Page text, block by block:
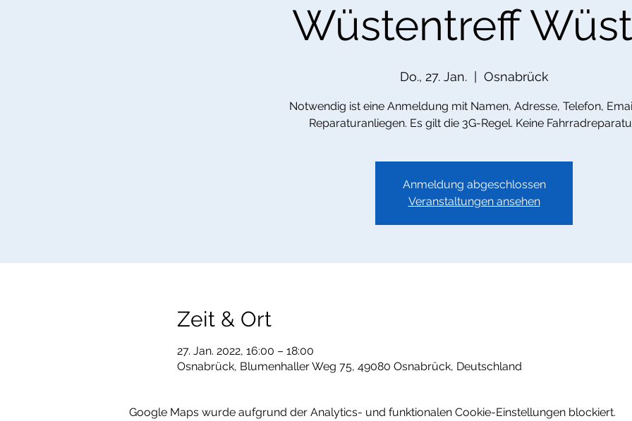
Wüstentreff
Do., 27. Jan.
  |
Osnabrück
Notwendig ist eine Anmeldung mit Namen, Adresse, Telefon,
Reparaturanliegen. Es gilt die 3G-Regel. Keine
Anmeldung abgeschlossen
Veranstaltungen ansehen
Zeit & Ort
27. Jan. 2022, 16:00 – 18:00
Osnabrück, Blumenhaller Weg 75, 49080 Osnabrück, Deutschland
Google Maps wurde aufgrund der Analytics- und funktionalen Cookie-Einstellungen blockiert.